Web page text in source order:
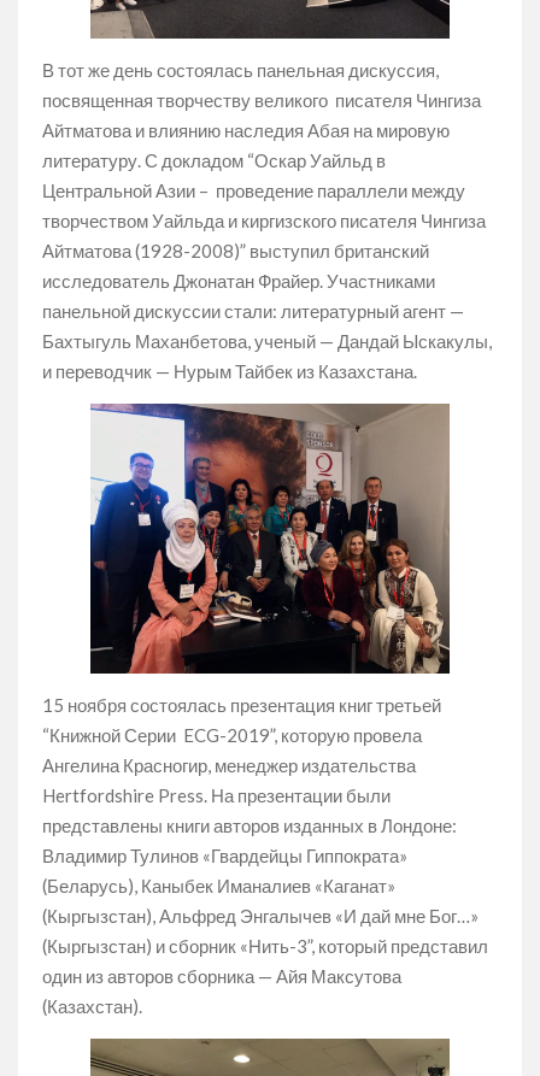
В тот же день состоялась панельная дискуссия,
посвященная творчеству великого писателя Чингиза
Айтматова и влиянию наследия Абая на мировую
литературу. С докладом “Оскар Уайльд в
Центральной Азии – проведение параллели между
творчеством Уайльда и киргизского писателя Чингиза
Айтматова (1928-2008)” выступил британский
исследователь Джонатан Фрайер. Участниками
панельной дискуссии стали: литературный агент —
Бахтыгуль Маханбетова, ученый — Дандай Ыскакулы,
и переводчик — Нурым Тайбек из Казахстана.
15 ноября состоялась презентация книг третьей
“Книжной Серии ECG-2019”, которую провела
Ангелина Красногир, менеджер издательства
Hertfordshire Press. На презентации были
представлены книги авторов изданных в Лондоне:
Владимир Тулинов «Гвардейцы Гиппократа»
(Беларусь), Каныбек Иманалиев «Каганат»
(Кыргызстан), Альфред Энгалычев «И дай мне Бог…»
(Кыргызстан) и сборник «Нить-3”, который представил
один из авторов сборника — Айя Максутова
(Казахстан).